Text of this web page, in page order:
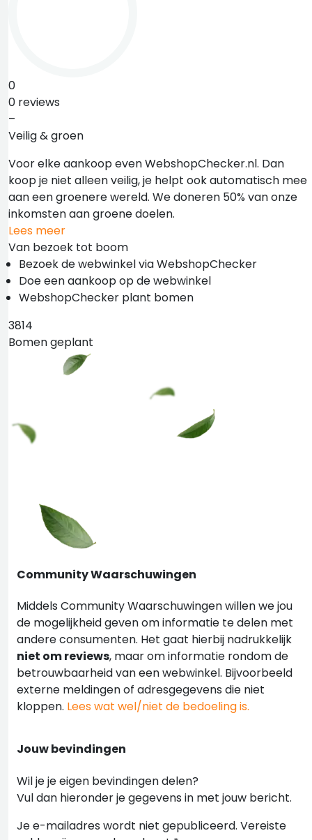
0
0 reviews
–
Veilig & groen
Voor elke aankoop even WebshopChecker.nl. Dan
koop je niet alleen veilig, je helpt ook automatisch mee
aan een groenere wereld. We doneren 50% van onze
inkomsten aan groene doelen.
Lees meer
Van bezoek tot boom
Bezoek de webwinkel via WebshopChecker
Doe een aankoop op de webwinkel
WebshopChecker plant bomen
3814
Bomen geplant
Community Waarschuwingen
Middels Community Waarschuwingen willen we jou
de mogelijkheid geven om informatie te delen met
andere consumenten. Het gaat hierbij nadrukkelijk
niet om reviews, maar om informatie rondom de
betrouwbaarheid van een webwinkel. Bijvoorbeeld
externe meldingen of adresgegevens die niet
kloppen. Lees wat wel/niet de bedoeling is.
Jouw bevindingen
Wil je je eigen bevindingen delen?
Vul dan hieronder je gegevens in met jouw bericht.
Je e-mailadres wordt niet gepubliceerd. Vereiste